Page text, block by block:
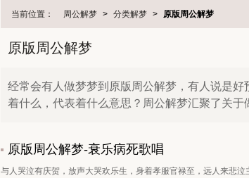
当前位置： 周公解梦 > 分类解梦 > 原版周公解梦
原版周公解梦
经常会有人做梦梦到原版周公解梦，有人说是
着什么，代表着什么意思？周公解梦汇聚了关
原版周公解梦-衰乐病死歌唱
与人哭泣有庆贺，放声大哭欢乐生，身着孝服官禄至，远人来悲